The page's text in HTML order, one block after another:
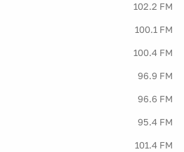
102.2 FM
100.1 FM
100.4 FM
96.9 FM
96.6 FM
95.4 FM
101.4 FM